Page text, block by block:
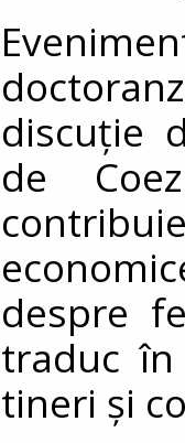
discuție
de
despre
traduc
tineri și